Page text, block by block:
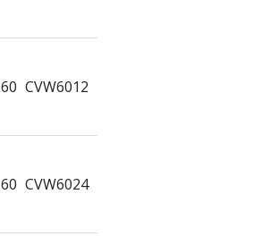
CVW6012 60في
CVW6024 60في